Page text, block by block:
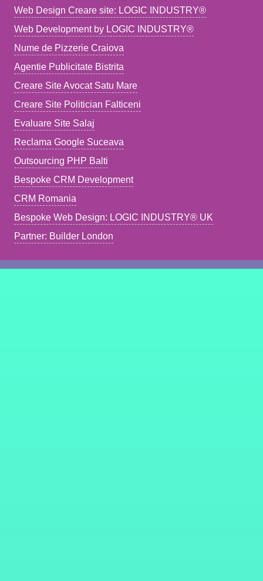
Web Design Creare site: LOGIC INDUSTRY®
Web Development by LOGIC INDUSTRY®
Nume de Pizzerie Craiova
Agentie Publicitate Bistrita
Creare Site Avocat Satu Mare
Creare Site Politician Falticeni
Evaluare Site Salaj
Reclama Google Suceava
Outsourcing PHP Balti
Bespoke CRM Development
CRM Romania
Bespoke Web Design: LOGIC INDUSTRY® UK
Partner: Builder London